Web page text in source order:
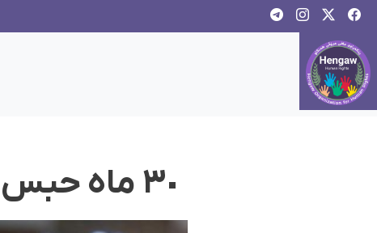
٣٠ ماه حبس بە دلیل بر افراشتن پرچم کوردستان